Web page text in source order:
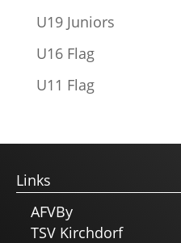
U19 Juniors
U16 Flag
U11 Flag
Links
AFVBy
TSV Kirchdorf